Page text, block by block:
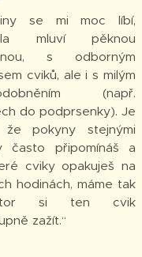
se mi moc líbí,
mluví pěknou
s odborným
cviků, ale i s milým
(např.
do podprsenky). Je
že pokyny stejnými
často připomínáš a
cviky opakuješ na
hodinách, máme tak
si ten cvik
zažít.“